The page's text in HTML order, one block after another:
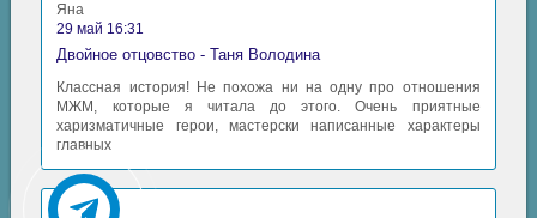
34 Охотник на вампиров Ди v13 - Часть 02 Глава 05 02
35 Охотник на вампиров Ди v13 - Часть 02 Глава 05 03
36 Охотник на вампиров Ди v13 - Часть 02 Глава 06 01
37 Охотник на вампиров Ди v13 - Часть 02 Глава 06 02
38 Охотник на вампиров Ди v13 - Часть 02 Глава 06 03
Яна
29 май 16:31
Двойное отцовство - Таня Володина
Классная история! Не похожа ни на одну про отношения
МЖМ, которые я читала до этого. Очень приятные
харизматичные герои, мастерски написанные характеры
главных
Аида